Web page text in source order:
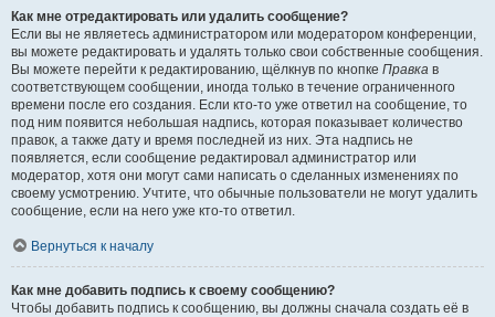
Как мне отредактировать или удалить сообщение?
Если вы не являетесь администратором или модератором конференции,
вы можете редактировать и удалять только свои собственные сообщения.
Вы можете перейти к редактированию, щёлкнув по кнопке Правка в
соответствующем сообщении, иногда только в течение ограниченного
времени после его создания. Если кто-то уже ответил на сообщение, то
под ним появится небольшая надпись, которая показывает количество
правок, а также дату и время последней из них. Эта надпись не
появляется, если сообщение редактировал администратор или
модератор, хотя они могут сами написать о сделанных изменениях по
своему усмотрению. Учтите, что обычные пользователи не могут удалить
сообщение, если на него уже кто-то ответил.
Вернуться к началу
Как мне добавить подпись к своему сообщению?
Чтобы добавить подпись к сообщению, вы должны сначала создать её в